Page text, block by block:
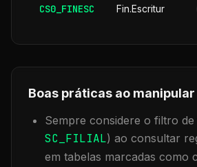
CS0_FINESC Fin.Escritur
Boas práticas ao
Sempre considere o filtro de
SC_FILIAL) ao consultar
em tabelas marcadas como